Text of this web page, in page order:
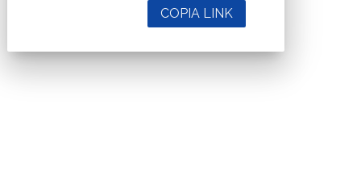
COPIA LINK